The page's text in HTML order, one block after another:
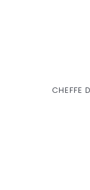
CHEFFE